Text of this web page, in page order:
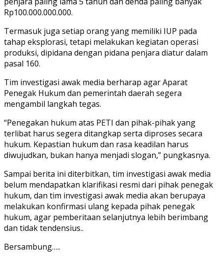
Rp100.000.000.000.
Termasuk juga setiap orang yang memiliki IUP pada
tahap eksplorasi, tetapi melakukan kegiatan operasi
produksi, dipidana dengan pidana penjara diatur dalam
pasal 160.
Tim investigasi awak media berharap agar Aparat
Penegak Hukum dan pemerintah daerah segera
mengambil langkah tegas.
“Penegakan hukum atas PETI dan pihak-pihak yang
terlibat harus segera ditangkap serta diproses secara
hukum. Kepastian hukum dan rasa keadilan harus
diwujudkan, bukan hanya menjadi slogan,” pungkasnya.
Sampai berita ini diterbitkan, tim investigasi awak media
belum mendapatkan klarifikasi resmi dari pihak penegak
hukum, dan tim investigasi awak media akan berupaya
melakukan konfirmasi ulang kepada pihak penegak
hukum, agar pemberitaan selanjutnya lebih berimbang
dan tidak tendensius..
Bersambung…..